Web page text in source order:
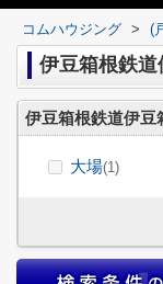
コムハウジング > (
伊豆箱根鉄
伊豆箱根鉄道伊豆
大場(1)